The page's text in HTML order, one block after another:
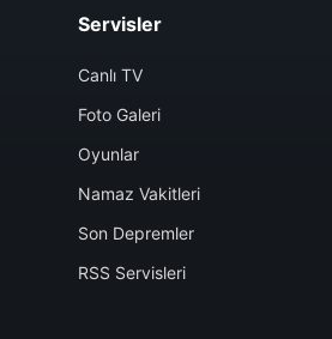
Servisler
Canlı TV
Foto Galeri
Oyunlar
Namaz Vakitleri
Son Depremler
RSS Servisleri